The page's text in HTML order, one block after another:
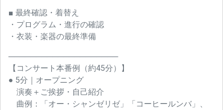
■ 最終確認・着替え
・プログラム・進行の確認
・衣装・楽器の最終準備
────────────────────
【コンサート本番例（約45分）】
● 5分｜オープニング
演奏＋ご挨拶・自己紹介
曲例：「オー・シャンゼリゼ」「コーヒールンバ」、